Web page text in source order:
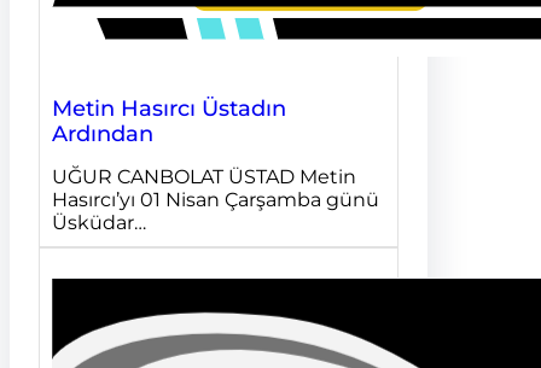
Metin Hasırcı Üstadın
Ardından
UĞUR CANBOLAT ÜSTAD Metin
Hasırcı’yı 01 Nisan Çarşamba günü
Üsküdar…